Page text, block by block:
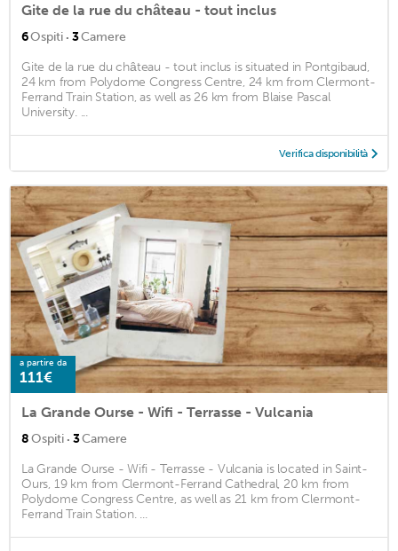
Gite de la rue du château - tout inclus
6Ospiti · 3Camere
Gite de la rue du château - tout inclus is situated in Pontgibaud,
24 km from Polydome Congress Centre, 24 km from Clermont-
Ferrand Train Station, as well as 26 km from Blaise Pascal
University. ...
Verifica disponibilità
a partire da
111€
La Grande Ourse - Wifi - Terrasse - Vulcania
8Ospiti · 3Camere
La Grande Ourse - Wifi - Terrasse - Vulcania is located in Saint-
Ours, 19 km from Clermont-Ferrand Cathedral, 20 km from
Polydome Congress Centre, as well as 21 km from Clermont-
Ferrand Train Station. ...